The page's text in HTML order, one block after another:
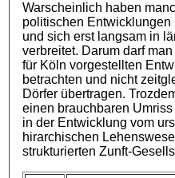
Warscheinlich haben
politischen
und sich erst langsam in
verbreitet. Darum darf
für Köln vorgestellten
betrachten und nicht
Dörfer übertragen.
einen brauchbaren
in der Entwicklung vom
hirarchischen
strukturierten Zunft-